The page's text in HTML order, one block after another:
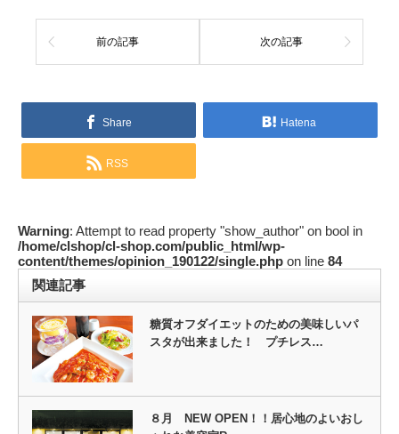
前の記事 次の記事
Share Hatena
RSS
Warning: Attempt to read property "show_author" on bool in
/home/clshop/cl-shop.com/public_html/wp-
content/themes/opinion_190122/single.php on line 84
関連記事
糖質オフダイエットのための美味しいパ
スタが出来ました！ プチレス…
８月 NEW OPEN！！居心地のよいおし